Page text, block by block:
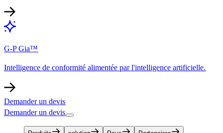
G-P Gia™​​
Intelligence de conformité alimentée par l'intelligence artificielle.​​
Demander un devis​​
Demander un devis​​